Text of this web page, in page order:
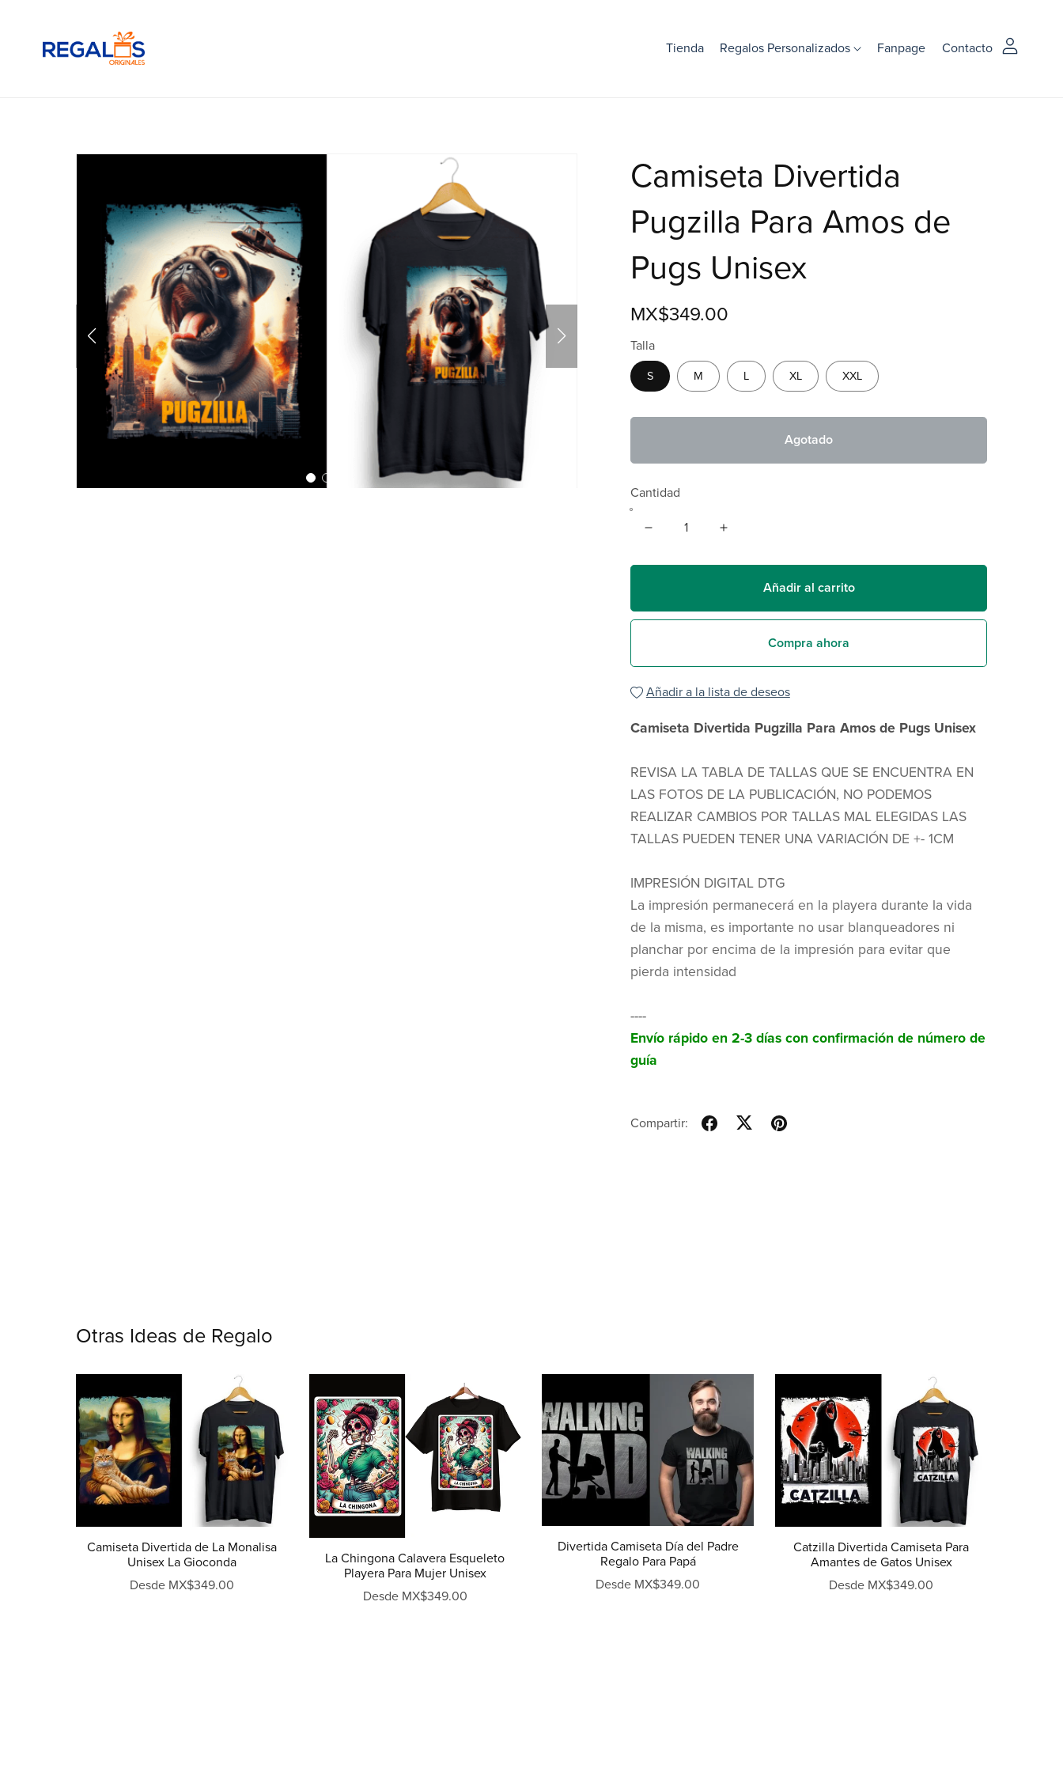
Tienda Regalos Personalizados Fanpage Contacto
Camiseta Divertida
Pugzilla Para Amos de
Pugs Unisex
MX$349.00
Talla
S M L XL XXL
Agotado
Cantidad
Añadir al carrito
Compra ahora
Añadir a la lista de deseos
Camiseta Divertida Pugzilla Para Amos de Pugs Unisex
REVISA LA TABLA DE TALLAS QUE SE ENCUENTRA EN
LAS FOTOS DE LA PUBLICACIÓN, NO PODEMOS
REALIZAR CAMBIOS POR TALLAS MAL ELEGIDAS LAS
TALLAS PUEDEN TENER UNA VARIACIÓN DE +- 1CM
IMPRESIÓN DIGITAL DTG
La impresión permanecerá en la playera durante la vida
de la misma, es importante no usar blanqueadores ni
planchar por encima de la impresión para evitar que
pierda intensidad
----
Envío rápido en 2-3 días con confirmación de número de
guía
Compartir:
Otras Ideas de Regalo
Camiseta Divertida de La Monalisa
Unisex La Gioconda
Desde MX$349.00
La Chingona Calavera Esqueleto
Playera Para Mujer Unisex
Desde MX$349.00
Divertida Camiseta Día del Padre
Regalo Para Papá
Desde MX$349.00
Catzilla Divertida Camiseta Para
Amantes de Gatos Unisex
Desde MX$349.00